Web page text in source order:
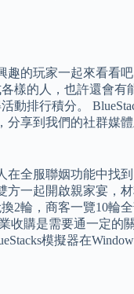
的玩家一起來看
樣的人，也許還會
動排行積分。
享到我們的社群媒
全服聯姻功能中找
一起開啟親家宴
2輪，商客一覽10
購是需要通一定
模擬器在